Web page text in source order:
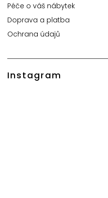
Péče o váš nábytek
Doprava a platba
Ochrana údajů
Instagram